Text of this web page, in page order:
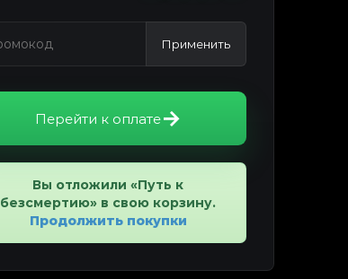
Применить
Перейти к оплате
Вы отложили «Путь к
безсмертию» в свою корзину.
Продолжить покупки